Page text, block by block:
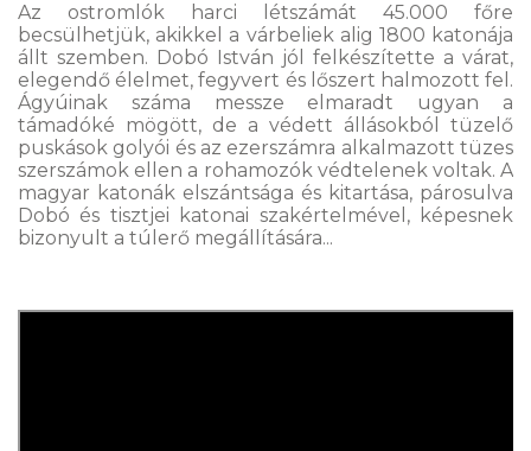
Az ostromlók harci létszámát 45.000 főre
becsülhetjük, akikkel a várbeliek alig 1800 katonája
állt szemben. Dobó István jól felkészítette a várat,
elegendő élelmet, fegyvert és lőszert halmozott fel.
Ágyúinak száma messze elmaradt ugyan a
támadóké mögött, de a védett állásokból tüzelő
puskások golyói és az ezerszámra alkalmazott tüzes
szerszámok ellen a rohamozók védtelenek voltak. A
magyar katonák elszántsága és kitartása, párosulva
Dobó és tisztjei katonai szakértelmével, képesnek
bizonyult a túlerő megállítására...